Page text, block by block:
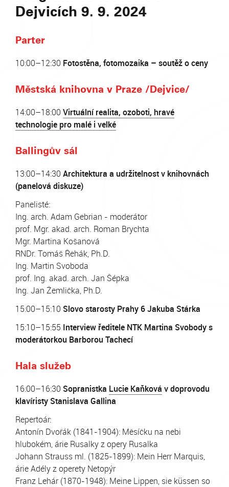
Dejvicích 9. 9. 2024
Parter
10:00–12:30 Fotostěna, fotomozaika – soutěž o ceny
Městská knihovna v Praze /Dejvice/
14:00–18:00 Virtuální realita, ozoboti, hravé
technologie pro malé i velké
Ballingův sál
13:00–14:30 Architektura a udržitelnost v knihovnách
(panelová diskuze)
Panelisté:
Ing. arch. Adam Gebrian - moderátor
prof. Mgr. akad. arch. Roman Brychta
Mgr. Martina Košanová
RNDr. Tomáš Řehák, Ph.D.
Ing. Martin Svoboda
prof. Ing. akad. arch. Jan Šépka
Ing. Jan Žemlička, Ph.D.
15:00–15:10 Slovo starosty Prahy 6 Jakuba Stárka
15:10–15:55 Interview ředitele NTK Martina Svobody s
moderátorkou Barborou Tachecí
Hala služeb
16:00–16:30 Sopranistka Lucie Kaňková v doprovodu
klavíristy Stanislava Gallina
Repertoár:
Antonín Dvořák (1841-1904): Měsíčku na nebi
hlubokém, árie Rusalky z opery Rusalka
Johann Strauss ml. (1825-1899): Mein Herr Marquis,
árie Adély z operety Netopýr
Franz Lehár (1870-1948): Meine Lippen, sie küssen so